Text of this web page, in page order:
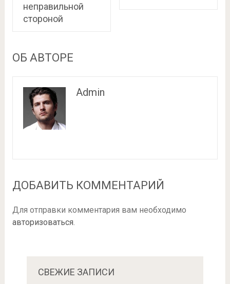
неправильной
стороной
ОБ АВТОРЕ
Admin
ДОБАВИТЬ КОММЕНТАРИЙ
Для отправки комментария вам необходимо
авторизоваться.
СВЕЖИЕ ЗАПИСИ